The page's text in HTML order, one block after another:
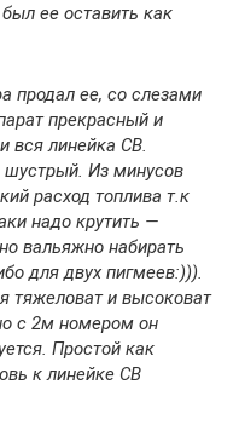
ее оставить как
продал ее, со слезами
прекрасный и
вся линейка СВ.
шустрый. Из минусов
расход топлива т.к
надо крутить —
вальяжно набирать
для двух пигмеев:))).
тяжеловат и высоковат
с 2м номером он
Простой как
к линейке СВ